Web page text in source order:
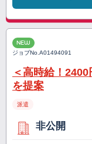
NEW
ジョブNo.A01494091
＜高時給！
を提案
派遣
非公開